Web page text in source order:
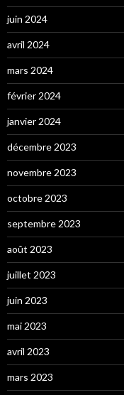
juin 2024
avril 2024
mars 2024
février 2024
janvier 2024
décembre 2023
novembre 2023
octobre 2023
septembre 2023
août 2023
juillet 2023
juin 2023
mai 2023
avril 2023
mars 2023